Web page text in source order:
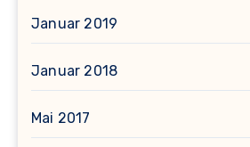
Januar 2019
Januar 2018
Mai 2017